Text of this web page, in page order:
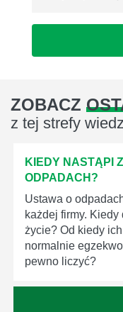
ZOBACZ
z tej strefy
KIEDY NASTĄPI
ODPADACH?
Ustawa o
każdej firmy.
życie? Od kiedy
normalnie
pewno liczyć?